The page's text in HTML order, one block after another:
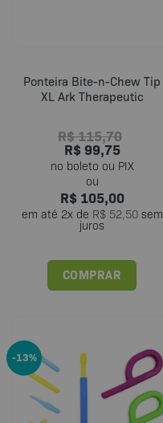
Ponteira Bite-n-Chew Tip
XL Ark Therapeutic
R$115,70
R$99,75
R$105,00
em até 2x de R$52,50sem
juros
COMPRAR
-13%